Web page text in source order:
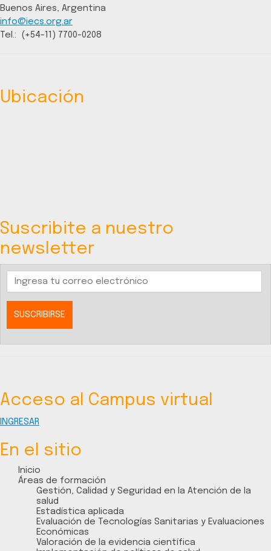
Buenos Aires, Argentina
info@iecs.org.ar
Tel.: (+54-11) 7700-0208
Ubicación
Suscribite a nuestro
newsletter
Acceso al Campus virtual
INGRESAR
En el sitio
Inicio
Áreas de formación
Gestión, Calidad y Seguridad en la Atención de la
salud
Estadística aplicada
Evaluación de Tecnologías Sanitarias y Evaluaciones
Económicas
Valoración de la evidencia científica